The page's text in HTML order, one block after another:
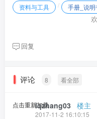
资料与工具 / 手册_说明
回复
评论 8 看全部
点击重新加载lqzhang03 楼主
2017-11-2 16:10:15